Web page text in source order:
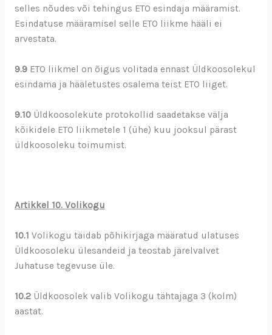
selles nõudes või tehingus ETO esindaja määramist.
Esindatuse määramisel selle ETO liikme hääli ei
arvestata.
9.9ETO liikmel on õigus volitada ennast Üldkoosolekul
esindama ja hääletustes osalema teist ETO liiget.
9.10Üldkoosolekute protokollid saadetakse välja
kõikidele ETO liikmetele 1 (ühe) kuu jooksul pärast
üldkoosoleku toimumist.
Artikkel 10. Volikogu
10.1 Volikogu täidab põhikirjaga määratud ulatuses
Üldkoosoleku ülesandeid ja teostab järelvalvet
Juhatuse tegevuse üle.
10.2Üldkoosolek valib Volikogu tähtajaga 3 (kolm)
aastat.